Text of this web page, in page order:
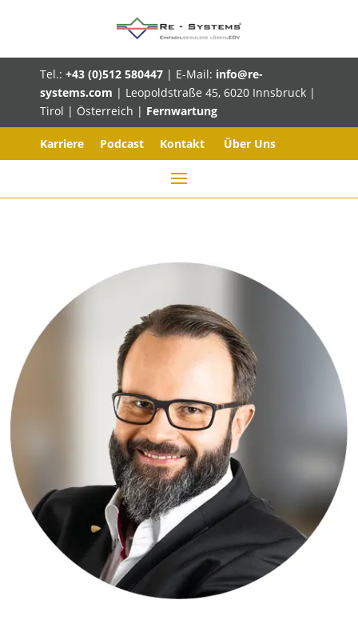
Tel.: +43 (0)512 580447 | E-Mail: info@re-
systems.com | Leopoldstraße 45, 6020 Innsbruck |
Tirol | Österreich | Fernwartung
Karriere Podcast Kontakt Über Uns